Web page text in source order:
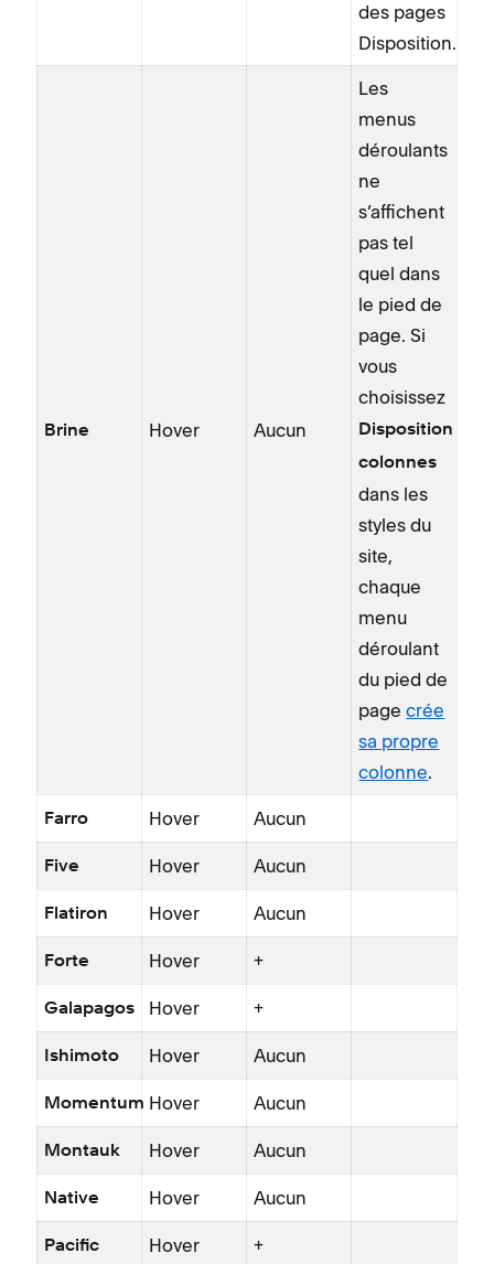
des pages
Disposition.
Brine Hover Aucun
Les
menus
déroulants
ne
s’affichent
pas tel
quel dans
le pied de
page. Si
vous
choisissez
Disposition :
colonnes
dans les
styles du
site,
chaque
menu
déroulant
du pied de
pagecrée
sa propre
colonne.
Farro Hover Aucun
Five Hover Aucun
Flatiron Hover Aucun
Forte Hover +
Galapagos Hover +
Ishimoto Hover Aucun
Momentum Hover Aucun
Montauk Hover Aucun
Native Hover Aucun
Pacific Hover +